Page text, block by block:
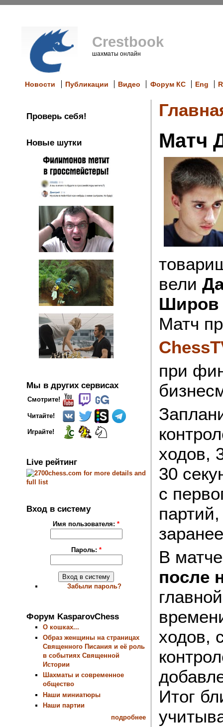
Crestbook
шахматы онлайн
Новости Публикации Видео Форум КС Eng
Проверь себя!
Новые шутки
Мы в других сервисах
Смотрите!
Читайте!
Играйте!
Live рейтинг
Вход в систему
Имя пользователя:*
Пароль: *
Забыли пароль?
Форум KasparovChess
О кошках...
Образ женщины на страницах
Священного Писания и её роль
в событиях Священной
Истории
Шахматы и современное
общество
Наши миниатюры
Наши партии
подробнее
Матч
вели
Широв
Матч
при
ходов,
30
с
В
после
ходов,
Итог